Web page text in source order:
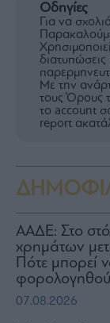
Οδηγίες
Για να
Με την
τους Όρους
το account
report
ΑΑΔΕ: Στο
χρημάτων
Πότε μπορεί
07.08.2026